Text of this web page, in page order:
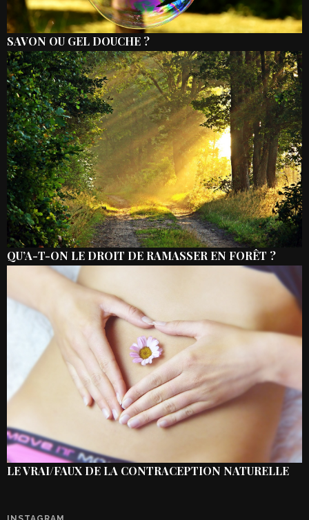
SAVON OU GEL DOUCHE ?
QU’A-T-ON LE DROIT DE RAMASSER EN FORÊT ?
LE VRAI/FAUX DE LA CONTRACEPTION NATURELLE